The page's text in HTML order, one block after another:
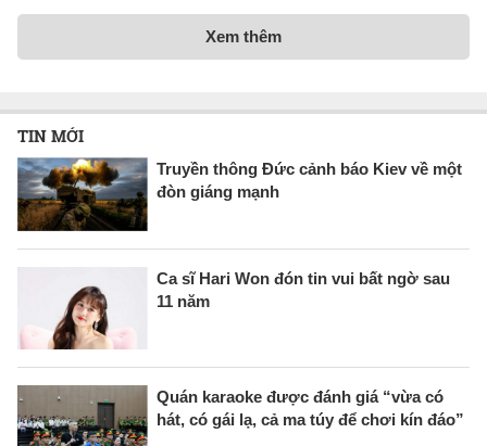
Xem thêm
TIN MỚI
Truyền thông Đức cảnh báo Kiev về một
đòn giáng mạnh
Ca sĩ Hari Won đón tin vui bất ngờ sau
11 năm
Quán karaoke được đánh giá “vừa có
hát, có gái lạ, cả ma túy để chơi kín đáo”